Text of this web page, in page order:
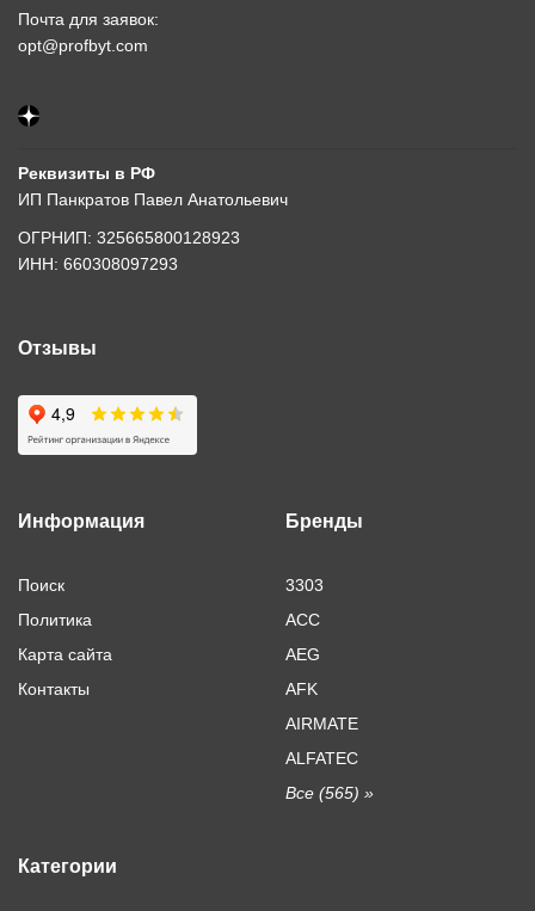
Почта для заявок:
opt@profbyt.com
Реквизиты в РФ
ИП Панкратов Павел Анатольевич
ОГРНИП: 325665800128923
ИНН: 660308097293
Отзывы
Информация
Поиск
Политика
Карта сайта
Контакты
Бренды
3303
ACC
AEG
AFK
AIRMATE
ALFATEC
Все (565) »
Категории